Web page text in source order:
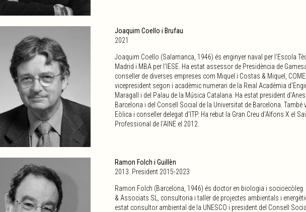
Joaquim Coello i Brufau
2021
Joaquim Coello (Salamanca, 1946) és enginyer naval per l’Escola
Madrid i MBA per l’IESE. Ha estat assessor de Presidència de
conseller de diverses empreses com Miquel i Costas & Miquel,
vicepresident segon i acadèmic numerari de la Reial Acadèmia
Maragall i del Palau de la Música Catalana. Ha estat president
Barcelona i del Consell Social de la Universitat de Barcelona. També
Eòlica i conseller delegat d’ITP. Ha rebut la Gran Creu d’Alfons X el
Professional de l’AINE el 2012.
Ramon Folch i Guillèn
2013. President 2015-2023
Ramon Folch (Barcelona, 1946) és doctor en biologia i
& Associats SL, consultoria i taller de projectes ambientals i
estat consultor ambiental de la UNESCO i president del Consell